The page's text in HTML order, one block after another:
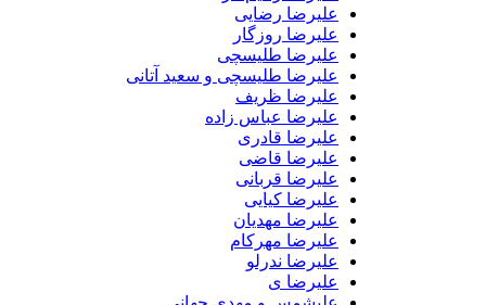
علیرضا رضایی
علیرضا روزگار
علیرضا طلیسچی
علیرضا طلیسچی و سعید آتانی
علیرضا ظریف
علیرضا عباس زاده
علیرضا قادری
علیرضا قاضی
علیرضا قربانی
علیرضا کیایی
علیرضا مهدیان
علیرضا مهرکام
علیرضا ندرلو
علیرضا ی